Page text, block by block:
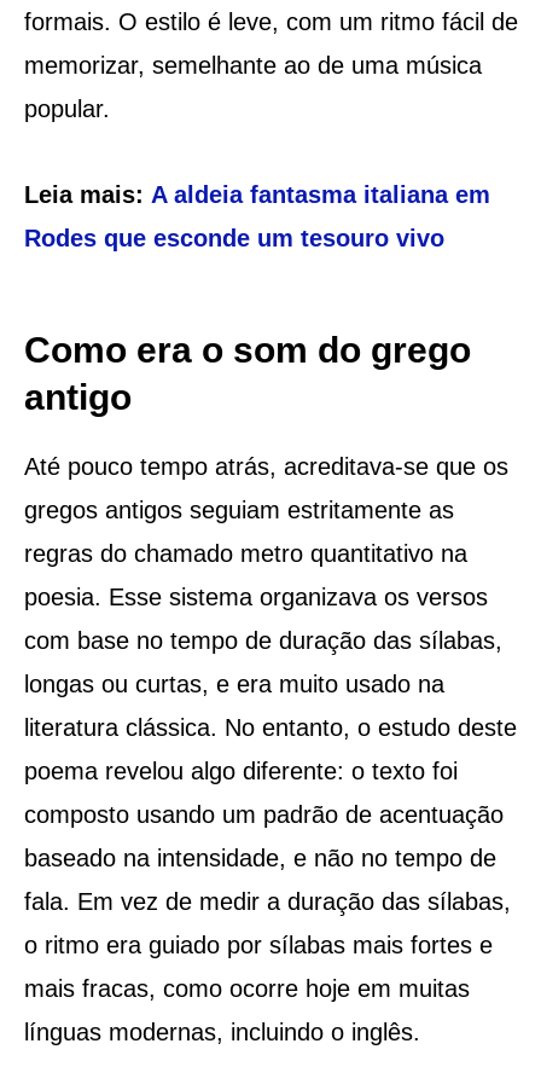
formais. O estilo é leve, com um ritmo fácil de
memorizar, semelhante ao de uma música
popular.
Leia mais: A aldeia fantasma italiana em
Rodes que esconde um tesouro vivo
Como era o som do grego
antigo
Até pouco tempo atrás, acreditava-se que os
gregos antigos seguiam estritamente as
regras do chamado metro quantitativo na
poesia. Esse sistema organizava os versos
com base no tempo de duração das sílabas,
longas ou curtas, e era muito usado na
literatura clássica. No entanto, o estudo deste
poema revelou algo diferente: o texto foi
composto usando um padrão de acentuação
baseado na intensidade, e não no tempo de
fala. Em vez de medir a duração das sílabas,
o ritmo era guiado por sílabas mais fortes e
mais fracas, como ocorre hoje em muitas
línguas modernas, incluindo o inglês.